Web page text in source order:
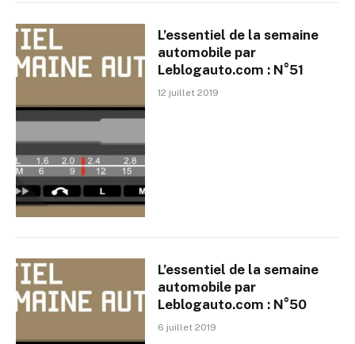
L’essentiel de la semaine
automobile par
Leblogauto.com : N°51
12 juillet 2019
L’essentiel de la semaine
automobile par
Leblogauto.com : N°50
6 juillet 2019